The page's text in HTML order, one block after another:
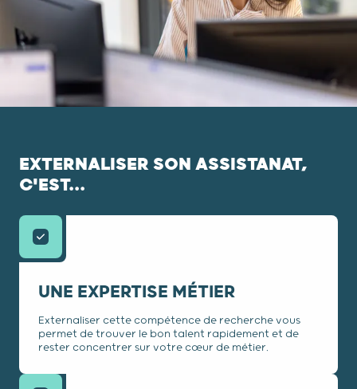
EXTERNALISER SON ASSISTANAT,
C'EST...
UNE EXPERTISE MÉTIER
Externaliser cette compétence de recherche vous
permet de trouver le bon talent rapidement et de
rester concentrer sur votre cœur de métier.